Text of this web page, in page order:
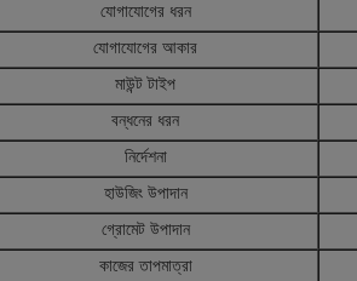
যোগাযোগের ধরন
যোগাযোগের আকার
মাউন্ট টাইপ
বন্ধনের ধরন
নির্দেশনা
হাউজিং উপাদান
গ্রোমেট উপাদান
কাজের তাপমাত্রা